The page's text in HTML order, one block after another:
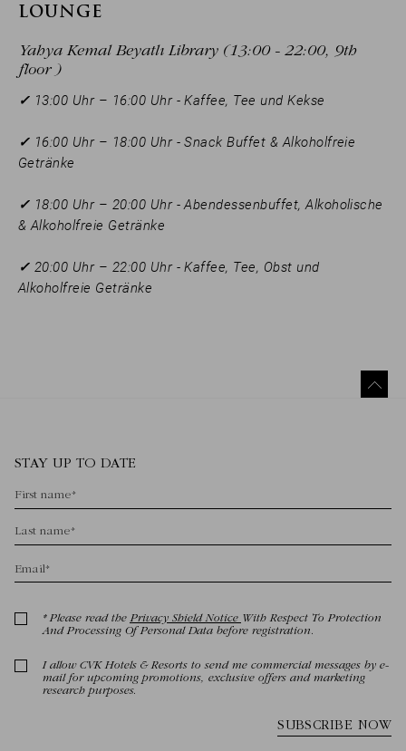
LOUNGE
Yahya Kemal Beyatlı Library (13:00 - 22:00, 9th
floor )
✓ 13:00 Uhr – 16:00 Uhr - Kaffee, Tee und Kekse
✓ 16:00 Uhr – 18:00 Uhr - Snack Buffet & Alkoholfreie
Getränke
✓ 18:00 Uhr – 20:00 Uhr - Abendessenbuffet, Alkoholische
& Alkoholfreie Getränke
✓ 20:00 Uhr – 22:00 Uhr - Kaffee, Tee, Obst und
Alkoholfreie Getränke